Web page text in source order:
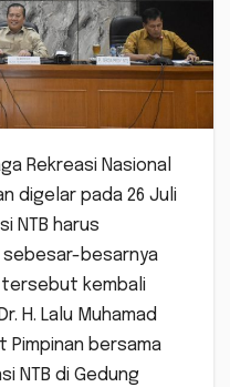
Rekreasi Nasional
digelar pada 26 Juli
NTB harus
sebesar-besarnya
tersebut kembali
H. Lalu Muhamad
Pimpinan bersama
NTB di Gedung